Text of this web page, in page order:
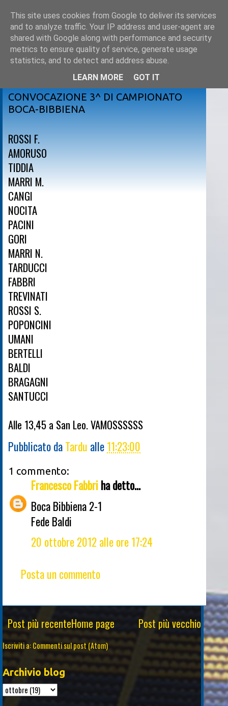
venerdì 19 ottobre 2012
CONVOCAZIONE 3^ DI CAMPIONATO
BOCA-BIBBIENA
ROSSI F.
AMORUSO
TIDDIA
MARRI M.
CANGI
NOCITA
PACINI
GORI
MARRI N.
TARDUCCI
FABBRI
TREVINATI
ROSSI S.
POPONCINI
UMANI
BERTELLI
BALDI
BRAGAGNI
SANTUCCI
Alle 13,45 a San Leo. VAMOSSSSSS
Pubblicato daTardu alle11:23:00
1 commento:
Francesco Fabbriha detto...
Boca Bibbiena 2-1
Fede Baldi
20 ottobre 2012 alle ore 17:24
Posta un commento
Post più recente Post più vecchio
Home page
Iscriviti a:Commenti sul post (Atom)
Archivio blog
This site uses cookies from Google to deliver its services
and to analyze traffic. Your IP address and user-agent are
shared with Google along with performance and security
metrics to ensure quality of service, generate usage
statistics, and to detect and address abuse.
LEARN MORE
GOT IT